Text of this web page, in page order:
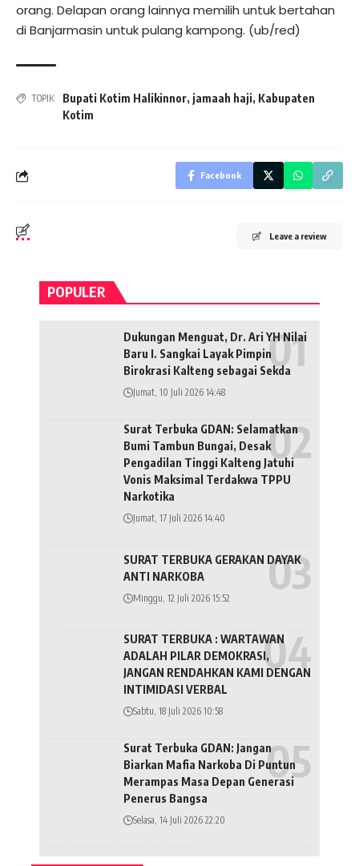
orang. Delapan orang lainnya memilih untuk bertahan
di Banjarmasin untuk pulang kampong. (ub/red)
TOPIK Bupati Kotim Halikinnor, jamaah haji, Kabupaten
Kotim
Facebook
Leave a review
POPULER
Dukungan Menguat, Dr. Ari YH Nilai
Baru I. Sangkai Layak Pimpin
Birokrasi Kalteng sebagai Sekda
Jumat, 10 Juli 2026 14:48
Surat Terbuka GDAN: Selamatkan
Bumi Tambun Bungai, Desak
Pengadilan Tinggi Kalteng Jatuhi
Vonis Maksimal Terdakwa TPPU
Narkotika
Jumat, 17 Juli 2026 14:40
SURAT TERBUKA GERAKAN DAYAK
ANTI NARKOBA
Minggu, 12 Juli 2026 15:52
SURAT TERBUKA : WARTAWAN
ADALAH PILAR DEMOKRASI,
JANGAN RENDAHKAN KAMI DENGAN
INTIMIDASI VERBAL
Sabtu, 18 Juli 2026 10:58
Surat Terbuka GDAN: Jangan
Biarkan Mafia Narkoba Di Puntun
Merampas Masa Depan Generasi
Penerus Bangsa
Selasa, 14 Juli 2026 22:20